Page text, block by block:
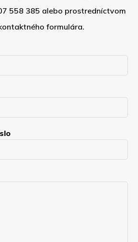
558 385 alebo prostredníctvom
formulára.